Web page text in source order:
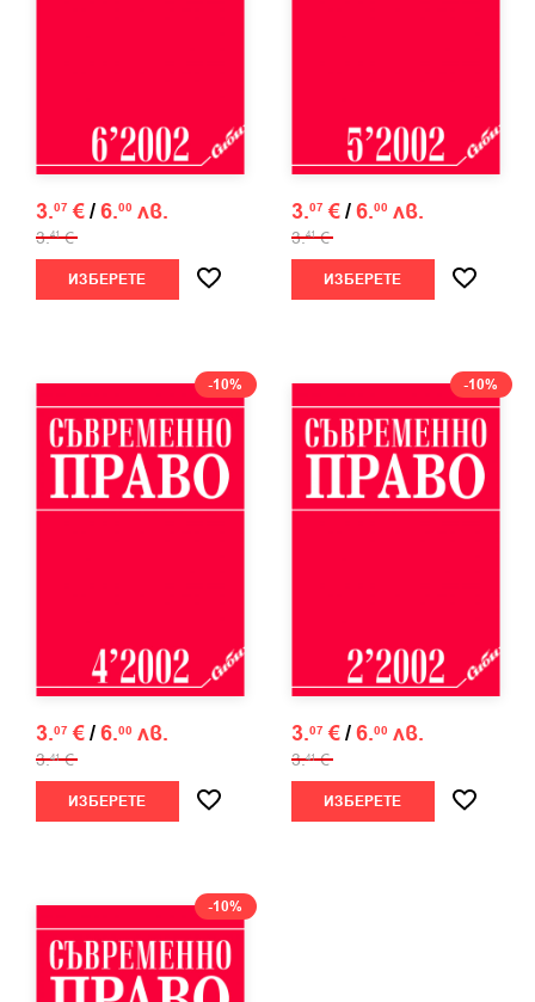
3.07 €/6.00 лв.
3.41 €
ИЗБЕРЕТЕ
3.07 €/6.00 лв.
3.41 €
ИЗБЕРЕТЕ
-10%
3.07 €/6.00 лв.
3.41 €
ИЗБЕРЕТЕ
-10%
3.07 €/6.00 лв.
3.41 €
ИЗБЕРЕТЕ
-10%